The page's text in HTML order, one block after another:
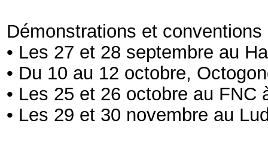
Démonstrations et conventions
­• Les 27 et 28 septembre au
• Du 10 au 12 octobre,
• Les 25 et 26 octobre au FNC
• Les 29 et 30 novembre au